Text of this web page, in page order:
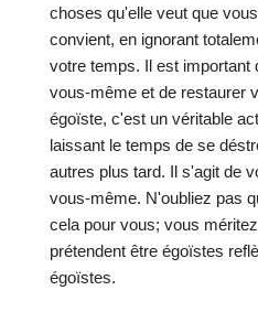
choses qu'elle veut que
convient, en ignorant
votre temps. Il est important
vous-même et de restaurer
égoïste, c'est un véritable
laissant le temps de se
autres plus tard. Il s'agit de
vous-même. N'oubliez pas
cela pour vous; vous
prétendent être égoïstes
égoïstes.